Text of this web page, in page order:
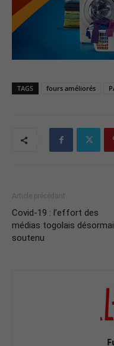
TAGS fours améliorés
Article précédant
Covid-19 : l’effort des
médias togolais
soutenu